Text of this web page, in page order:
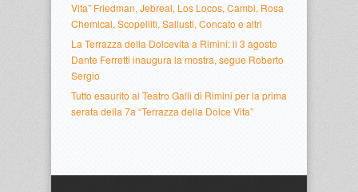
Vita” Friedman, Jebreal, Los Locos, Cambi, Rosa
Chemical, Scopelliti, Sallusti, Concato e altri
La Terrazza della Dolcevita a Rimini: il 3 agosto
Dante Ferretti inaugura la mostra, segue Roberto
Sergio
Tutto esaurito al Teatro Galli di Rimini per la prima
serata della 7a “Terrazza della Dolce Vita”